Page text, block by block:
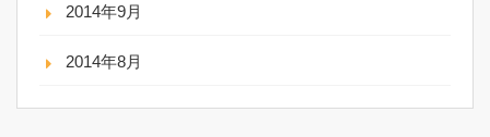
2014年9月
2014年8月